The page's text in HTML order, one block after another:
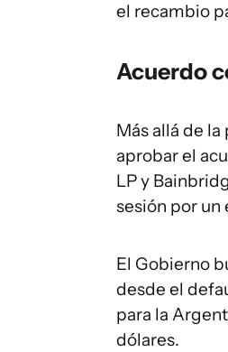
el recambio
Acuerdo
Más allá de
aprobar el
LP y
sesión por
El Gobierno
desde el
para la
dólares.